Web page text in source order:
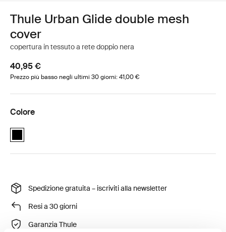
Thule Urban Glide double mesh
cover
copertura in tessuto a rete doppio nera
40,95 €
Prezzo più basso negli ultimi 30 giorni: 41,00 €
Colore
Thule Urban Glide double mesh cover Nero (selected)
Spedizione gratuita – iscriviti alla newsletter
Resi a 30 giorni
Garanzia Thule